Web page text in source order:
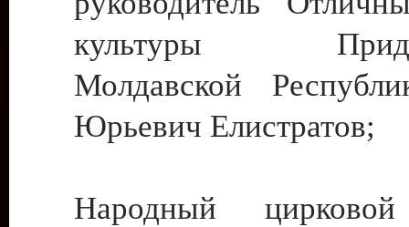
культуры
Молдавской
Юрьевич Елистратов;
Народный цирковой